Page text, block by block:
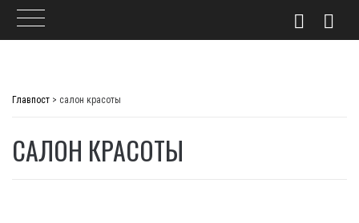
Главпост > салон красоты
САЛОН КРАСОТЫ